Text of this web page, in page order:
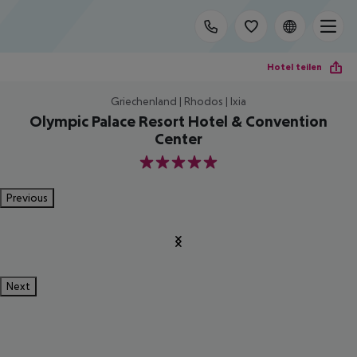
Hotel teilen
Griechenland | Rhodos | Ixia
Olympic Palace Resort Hotel & Convention
Center
5
Previous
Next